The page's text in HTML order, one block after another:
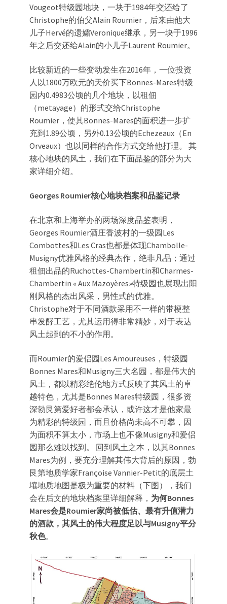
Vougeot特级园地块，一块于1984年交还给了
Christophe的伯父Alain Roumier，后来由他大
儿子Hervé的遗孀Veronique继承，另一块于1996
年之后交还给Alain的小儿子Laurent Roumier。
比较新近的一些变动发生在2016年，一位投资
人以1800万欧元的天价买下Bonnes-Mares特级
园内0.4983公顷的几个地块，以租佃
（metayage）的形式交给Christophe
Roumier，使其Bonnes-Mares的面积进一步扩
充到1.89公顷，另外0.13公顷的Echezeaux（En
Orveaux）也以同样的合作方式交给他打理。 其
核心地块的风土，我们在下面品鉴的部分为大
家详细介绍。
Georges Roumier核心地块档案和品鉴记录
在北京和上海举办的两场深度品鉴表明，
Georges Roumier酒庄香波村的一级园Les
Combottes和Les Cras也都是体现Chambolle-
Musigny优雅风格的经典杰作，绝非凡品；通过
租佃出品的Ruchottes-Chambertin和Charmes-
Chambertin « Aux Mazoyères»特级园也展现出阳
刚风格的杰出风采，男性式的优雅。
Christophe对于不同酒款采用不一样的带梗整
串发酵工艺，尤其运用得非常精妙，对于表达
风土起到的不小的作用。
而Roumier的爱侣园Les Amoureuses，特级园
Bonnes Mares和Musigny三大名园，都是伟大的
风土，都以精彩绝伦地方式反映了其风土的卓
越特色，尤其是Bonnes Mares特级园，很多资
深勃艮第爱好者都会承认，或许这才是他家最
为精彩的特级园，而且价格尚未高不可攀，因
为面积不算太小，市场上也不像Musigny和爱侣
园那么难以找到。 回到风土之本，以其Bonnes
Mares为例，要充分理解其伟大背后的原因，勃
艮第地质学家Françoise Vannier-Petit的底层土
壤地质地图是极为重要的材料（下图），我们
会在后文的地块档案里详细解释， 为何Bonnes
Mares会是Roumier家尚被低估、最有升值潜力
的酒款，其风土的伟大程度足以与Musigny平分
秋色。